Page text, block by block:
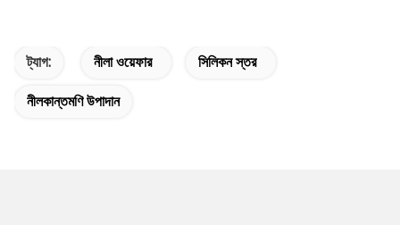
ট্যাগ: নীলা ওয়েফার
সিলিকন স্তর
নীলকান্তমণি উপাদান